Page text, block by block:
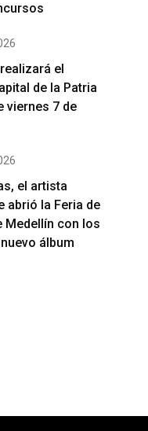
el
de la Patria
viernes 7 de
el artista
abrió la Feria de
Medellín con los
álbum